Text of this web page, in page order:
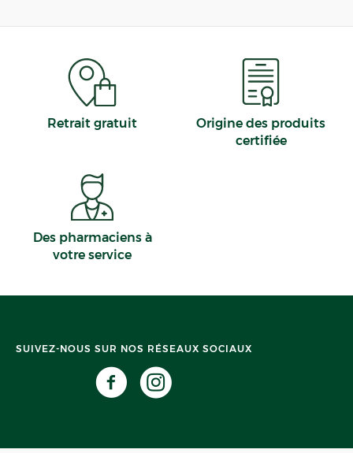
Retrait gratuit
Origine des produits
certifiée
Des pharmaciens à
votre service
SUIVEZ-NOUS SUR NOS RÉSEAUX SOCIAUX